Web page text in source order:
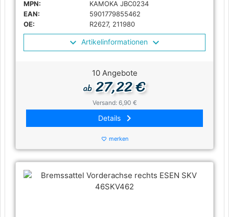
MPN:
KAMOKA JBC0234
EAN:
5901779855462
OE:
R2627, 211980
Artikelinformationen
10 Angebote
ab27,22 €
Versand: 6,90 €
Details keyboard_arrow_right
favorite_border merken